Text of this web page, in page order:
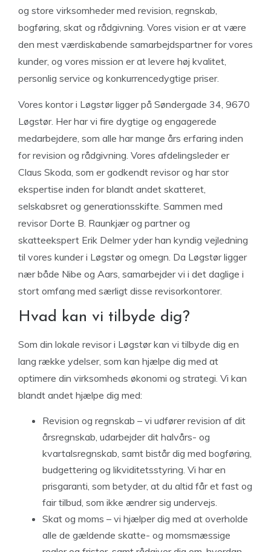
og store virksomheder med revision, regnskab,
bogføring, skat og rådgivning. Vores vision er at være
den mest værdiskabende samarbejdspartner for vores
kunder, og vores mission er at levere høj kvalitet,
personlig service og konkurrencedygtige priser.
Vores kontor i Løgstør ligger på Søndergade 34, 9670
Løgstør. Her har vi fire dygtige og engagerede
medarbejdere, som alle har mange års erfaring inden
for revision og rådgivning. Vores afdelingsleder er
Claus Skoda, som er godkendt revisor og har stor
ekspertise inden for blandt andet skatteret,
selskabsret og generationsskifte. Sammen med
revisor Dorte B. Raunkjær og partner og
skatteekspert Erik Delmer yder han kyndig vejledning
til vores kunder i Løgstør og omegn. Da Løgstør ligger
nær både Nibe og Aars, samarbejder vi i det daglige i
stort omfang med særligt disse revisorkontorer.
Hvad kan vi tilbyde dig?
Som din lokale revisor i Løgstør kan vi tilbyde dig en
lang række ydelser, som kan hjælpe dig med at
optimere din virksomheds økonomi og strategi. Vi kan
blandt andet hjælpe dig med:
Revision og regnskab – vi udfører revision af dit
årsregnskab, udarbejder dit halvårs- og
kvartalsregnskab, samt bistår dig med bogføring,
budgettering og likviditetsstyring. Vi har en
prisgaranti, som betyder, at du altid får et fast og
fair tilbud, som ikke ændrer sig undervejs.
Skat og moms – vi hjælper dig med at overholde
alle de gældende skatte- og momsmæssige